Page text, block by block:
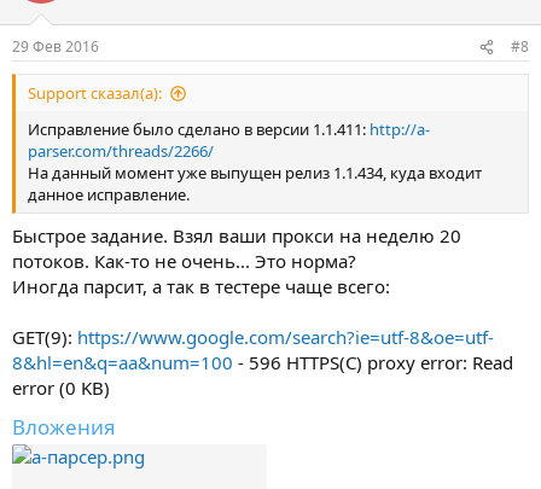
29 Фев 2016 #8
Support сказал(а):
Исправление было сделано в версии 1.1.411: http://a-
parser.com/threads/2266/
На данный момент уже выпущен релиз 1.1.434, куда входит
данное исправление.
Быстрое задание. Взял ваши прокси на неделю 20
потоков. Как-то не очень... Это норма?
Иногда парсит, а так в тестере чаще всего:
GET(9): https://www.google.com/search?ie=utf-8&oe=utf-
8&hl=en&q=aa&num=100 - 596 HTTPS(C) proxy error: Read
error (0 KB)
Вложения